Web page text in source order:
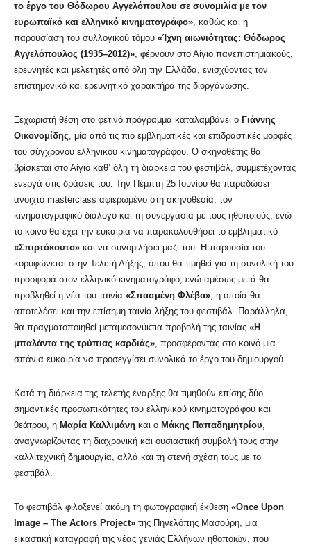
το έργο του Θόδωρου Αγγελόπουλου σε συνομιλία με τον
ευρωπαϊκό και ελληνικό κινηματογράφο», καθώς και η
παρουσίαση του συλλογικού τόμου «Ίχνη αιωνιότητας: Θόδωρος
Αγγελόπουλος (1935–2012)», φέρνουν στο Αίγιο πανεπιστημιακούς,
ερευνητές και μελετητές από όλη την Ελλάδα, ενισχύοντας τον
επιστημονικό και ερευνητικό χαρακτήρα της διοργάνωσης.
Ξεχωριστή θέση στο φετινό πρόγραμμα καταλαμβάνει ο Γιάννης
Οικονομίδης, μία από τις πιο εμβληματικές και επιδραστικές μορφές
του σύγχρονου ελληνικού κινηματογράφου. Ο σκηνοθέτης θα
βρίσκεται στο Αίγιο καθ’ όλη τη διάρκεια του φεστιβάλ, συμμετέχοντας
ενεργά στις δράσεις του. Την Πέμπτη 25 Ιουνίου θα παραδώσει
ανοιχτό masterclass αφιερωμένο στη σκηνοθεσία, τον
κινηματογραφικό διάλογο και τη συνεργασία με τους ηθοποιούς, ενώ
το κοινό θα έχει την ευκαιρία να παρακολουθήσει το εμβληματικό
«Σπιρτόκουτο» και να συνομιλήσει μαζί του. Η παρουσία του
κορυφώνεται στην Τελετή Λήξης, όπου θα τιμηθεί για τη συνολική του
προσφορά στον ελληνικό κινηματογράφο, ενώ αμέσως μετά θα
προβληθεί η νέα του ταινία «Σπασμένη Φλέβα», η οποία θα
αποτελέσει και την επίσημη ταινία λήξης του φεστιβάλ. Παράλληλα,
θα πραγματοποιηθεί μεταμεσονύκτια προβολή της ταινίας «Η
μπαλάντα της τρύπιας καρδιάς», προσφέροντας στο κοινό μια
σπάνια ευκαιρία να προσεγγίσει συνολικά το έργο του δημιουργού.
Κατά τη διάρκεια της τελετής έναρξης θα τιμηθούν επίσης δύο
σημαντικές προσωπικότητες του ελληνικού κινηματογράφου και
θεάτρου, η Μαρία Καλλιμάνη και ο Μάκης Παπαδημητρίου,
αναγνωρίζοντας τη διαχρονική και ουσιαστική συμβολή τους στην
καλλιτεχνική δημιουργία, αλλά και τη στενή σχέση τους με το
φεστιβάλ.
Το φεστιβάλ φιλοξενεί ακόμη τη φωτογραφική έκθεση «Once Upon
Image – The Actors Project» της Πηνελόπης Μασούρη, μια
εικαστική καταγραφή της νέας γενιάς Ελλήνων ηθοποιών, που